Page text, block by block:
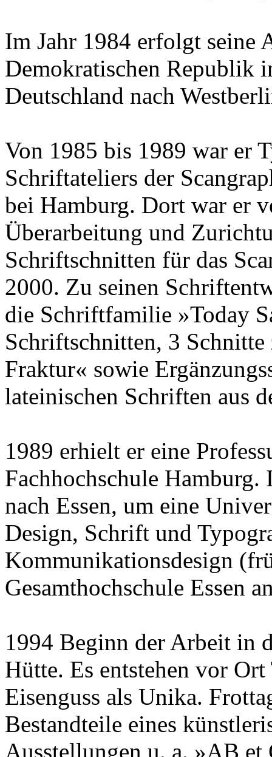
Im Jahr 1984 erfolgt seine
Demokratischen Republik
Deutschland nach
Von 1985 bis 1989 war er
Schriftateliers der
bei Hamburg. Dort war er
Überarbeitung und
Schriftschnitten für das
2000. Zu seinen
die Schriftfamilie »Today
Schriftschnitten, 3
Fraktur« sowie
lateinischen Schriften aus
1989 erhielt er eine
Fachhochschule Hamburg.
nach Essen, um eine
Design, Schrift und
Kommunikationsdesign
Gesamthochschule Essen
1994 Beginn der Arbeit in
Hütte. Es entstehen vor
Eisenguss als Unika.
Bestandteile eines
Ausstellungen u. a. »AB et